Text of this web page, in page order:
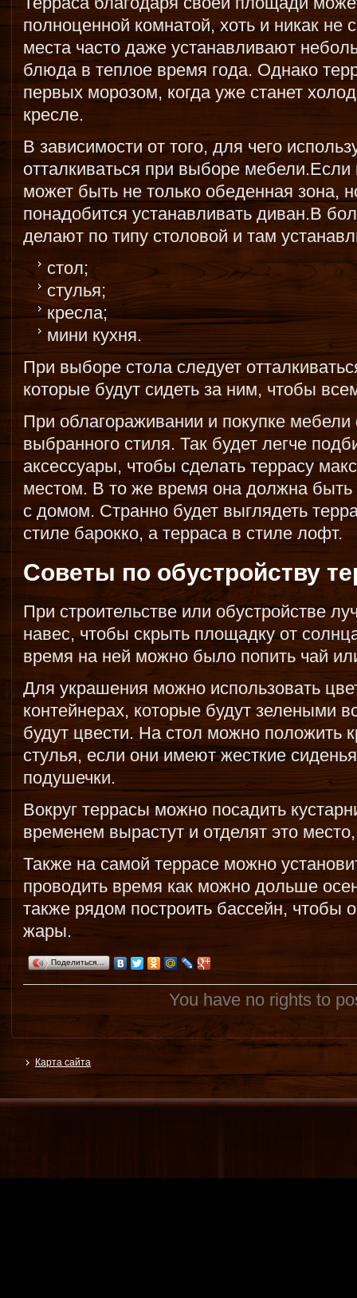
полноценной комнатой, хоть и никак не
места часто даже устанавливают
блюда в теплое время года. Однако
первых морозом, когда уже станет
кресле.
В зависимости от того, для чего
отталкиваться при выборе
может быть не только обеденная зона,
понадобится устанавливать диван.В
делают по типу столовой и там
стол;
стулья;
кресла;
мини кухня.
При выборе стола следует
которые будут сидеть за ним, чтобы
При облагораживании и покупке мебели
выбранного стиля. Так будет легче
аксессуары, чтобы сделать террасу
местом. В то же время она должна
с домом. Странно будет выглядеть
стиле барокко, а терраса в стиле лофт.
Советы по обустройству
При строительстве или обустройстве
навес, чтобы скрыть площадку от
время на ней можно было попить чай
Для украшения можно использовать
контейнерах, которые будут зелеными
будут цвести. На стол можно положить
стулья, если они имеют жесткие
подушечки.
Вокруг террасы можно посадить
временем вырастут и отделят это
Также на самой террасе можно
проводить время как можно дольше
также рядом построить бассейн, чтобы
жары.
Поделиться…
You have no rights to
Карта сайта